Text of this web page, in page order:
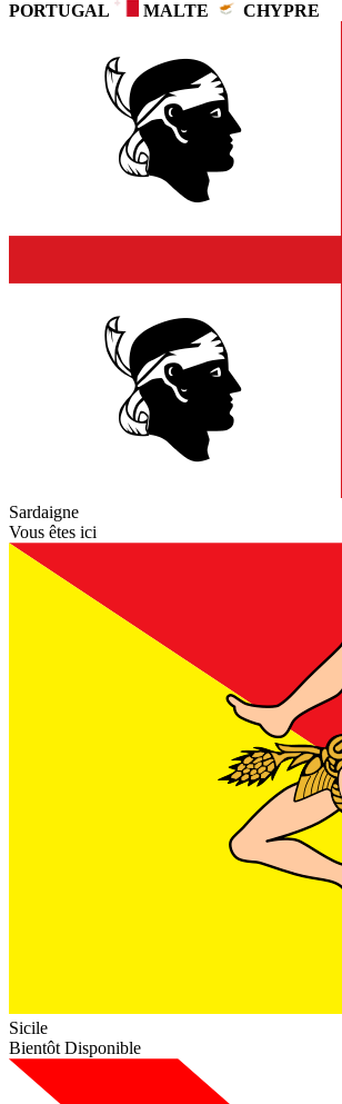
PORTUGAL
MALTE CHYPRE
Sardaigne
Vous êtes ici
Sicile
Bientôt Disponible